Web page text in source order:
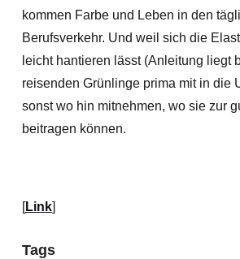
kommen Farbe und Leben in den
Berufsverkehr. Und weil sich die
leicht hantieren lässt (Anleitung liegt
reisenden Grünlinge prima mit in die
sonst wo hin mitnehmen, wo sie zur
beitragen können.
[Link]
Tags